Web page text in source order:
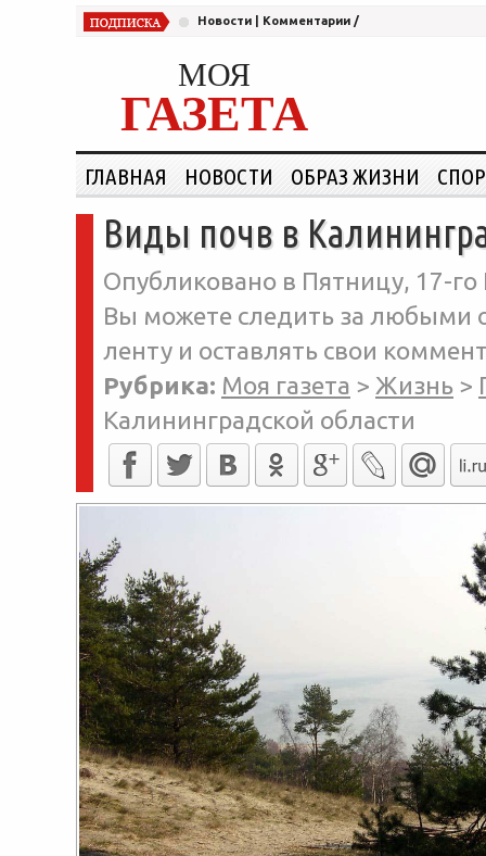
Новости Комментарии /
МОЯ
ГАЗЕТА
ГЛАВНАЯ НОВОСТИ ОБРАЗ ЖИЗНИ
Виды почв в
Опубликовано в Пятницу, 17-
Вы можете следить за любыми
ленту и оставлять свои
Рубрика: Моя газета > Жизнь >
Калининградской области